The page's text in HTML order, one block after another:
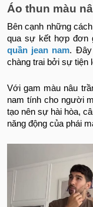
Áo thun màu
Bên cạnh những
qua sự kết hợp đơn
quần jean nam. Đây
chàng trai bởi sự tiện
Với gam màu nâu
nam tính cho người
tạo nên sự hài hòa,
năng động của phái